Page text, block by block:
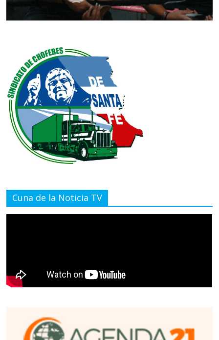
Cuna de la Noticia TV